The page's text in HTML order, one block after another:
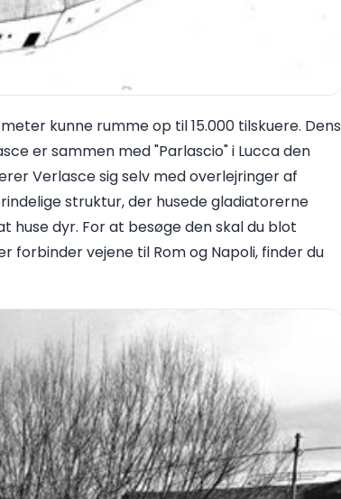
kunne rumme op til 15.000 tilskuere. Dens
er sammen med "Parlascio" i Lucca den
Verlasce sig selv med overlejringer af
struktur, der husede gladiatorerne
dyr. For at besøge den skal du blot
forbinder vejene til Rom og Napoli, finder du